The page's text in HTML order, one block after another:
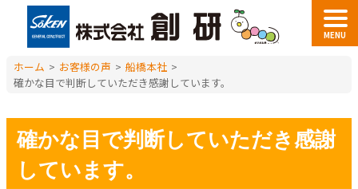
MENU
ホーム > お客様の声 > 船橋本社 >
確かな目で判断していただき感謝しています。
確かな目で判断していただき感謝
しています。